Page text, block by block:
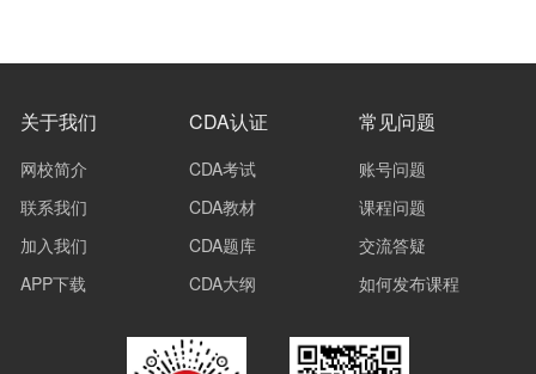
关于我们
网校简介
联系我们
加入我们
APP下载
CDA认证
CDA考试
CDA教材
CDA题库
CDA大纲
常见问题
账号问题
课程问题
交流答疑
如何发布课程